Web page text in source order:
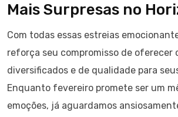
Mais Surpresas no
Com todas essas estreias
reforça seu compromisso de oferecer
diversificados e de qualidade para
Enquanto fevereiro promete ser um
emoções, já aguardamos